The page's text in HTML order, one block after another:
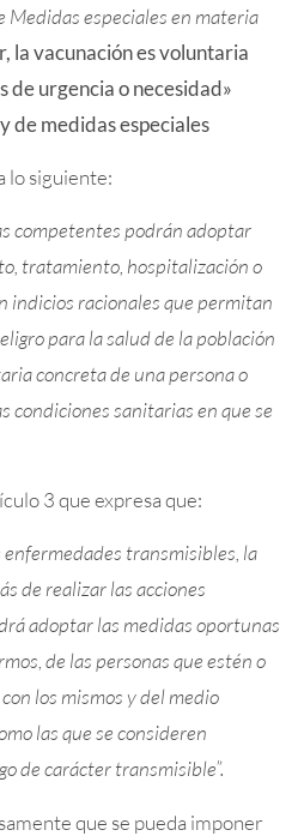
especiales en materia
la vacunación es voluntaria
de urgencia o necesidad»
de medidas especiales
lo siguiente:
competentes podrán adoptar
tratamiento, hospitalización o
indicios racionales que permitan
para la salud de la población
concreta de una persona o
condiciones sanitarias en que se
3 que expresa que:
enfermedades transmisibles, la
de realizar las acciones
adoptar las medidas oportunas
de las personas que estén o
los mismos y del medio
las que se consideren
de carácter transmisible”.
que se pueda imponer